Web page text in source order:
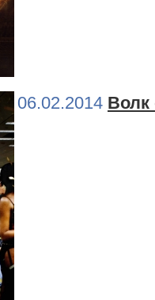
06.02.2014 Волк